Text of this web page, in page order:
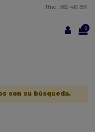
Tfno.: 982 410 891
0
con su búsqueda.